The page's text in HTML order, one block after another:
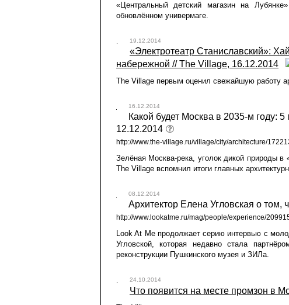
«Центральный детский магазин на
обновлённом универмаге.
19.12.2014
«Электротеатр Станиславский»:
набережной // The Village, 16.12.2014
The Village первым оценил свежайшую работу
16.12.2014
Какой будет Москва в 2035-м году:
12.12.2014
http://www.the-village.ru/village/city/architecture/
Зелёная Москва-река, уголок дикой природы
The Village вспомнил итоги главных
08.12.2014
Архитектор Елена Угловская о том,
http://www.lookatme.ru/mag/people/experience/
Look At Me продолжает серию интервью с
Угловской, которая недавно стала
реконструкции Пушкинского музея и ЗИЛа.
24.10.2014
Что появится на месте промзон в